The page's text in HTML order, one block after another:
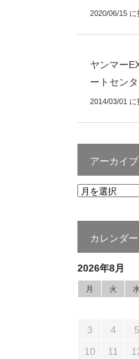
2020/06/15 に
ヤンマー
ートセンタ
2014/03/01 に
アーカイブ
カレンダー
2026年8月
月 火 水
3
4 5
10
11